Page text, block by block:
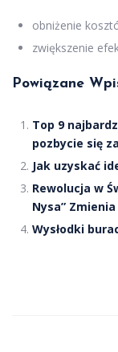
obniżenie
zwiększenie
Powiązane
Top 9
pozbycie się
Jak uzyskać
Rewolucja w
Nysa” Zmienia
Wysłodki